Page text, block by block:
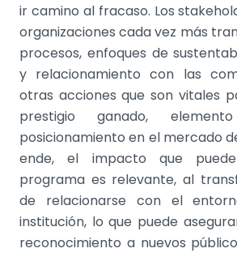
ir camino al fracaso. Los
organizaciones cada vez más
procesos, enfoques de
y relacionamiento con las
otras acciones que son vitales
prestigio ganado,
posicionamiento en el mercado
ende, el impacto que
programa es relevante, al
de relacionarse con el
institución, lo que puede
reconocimiento a nuevos